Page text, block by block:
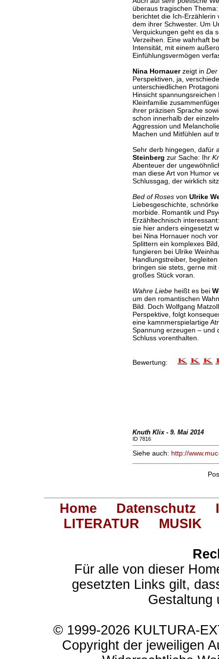
überaus tragischen
berichtet die Ich-Erzählerin
dem ihrer Schwester. Um
Verquickungen geht es da
Verzeihen. Eine wahrhaft
Intensität, mit einem
Einfühlungsvermögen
Nina Hornauerzeigt in Der
Perspektiven, ja,
unterschiedlichen
Hinsicht
Kleinfamilie
ihrer präzisen Sprache
schon innerhalb der
Aggression und
Machen und Mitfühlen auf
Sehr derb hingegen, dafür
Steinberg zur Sache: Ihr
Abenteuer der
man diese Art von Humor
Schlussgag, der wirklich
Bed of Rosesvon Ulrike
Liebesgeschichte,
morbide. Romantik und
Erzähltechnisch
sie hier anders eingesetzt
bei Nina Hornauer noch
Splittern ein komplexes
fungieren bei Ulrike
Handlungstreiber,
bringen sie stets, gerne
großes Stück voran.
Wahre Liebeheißt es bei
um den romantischen
Bild. Doch Wolfgang
Perspektive, folgt
eine kamnmerspielartige
Spannung erzeugen – und
Schluss vorenthalten.
Bewertung:
Knuth Klix - 9. Mai 2014
ID 7816
Siehe auch: http://
Home Datenschutz
LITERATUR
MUSIK
Für alle von dieser
gesetzten Links gilt,
Gestaltung
© 1999-2026 KULTURA-
Copyright der jeweiligen